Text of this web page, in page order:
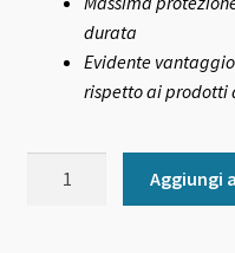
durata
Evidente
rispetto ai prodotti
Aggiungi